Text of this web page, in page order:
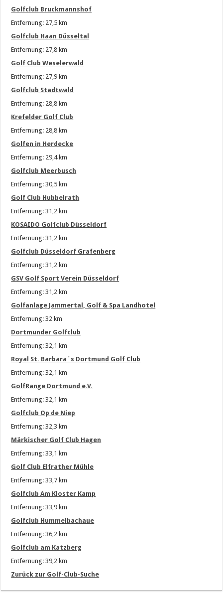
Golfclub Bruckmannshof
Entfernung: 27,5 km
Golfclub Haan Düsseltal
Entfernung: 27,8 km
Golf Club Weselerwald
Entfernung: 27,9 km
Golfclub Stadtwald
Entfernung: 28,8 km
Krefelder Golf Club
Entfernung: 28,8 km
Golfen in Herdecke
Entfernung: 29,4 km
Golfclub Meerbusch
Entfernung: 30,5 km
Golf Club Hubbelrath
Entfernung: 31,2 km
KOSAIDO Golfclub Düsseldorf
Entfernung: 31,2 km
Golfclub Düsseldorf Grafenberg
Entfernung: 31,2 km
GSV Golf Sport Verein Düsseldorf
Entfernung: 31,2 km
Golfanlage Jammertal, Golf & Spa Landhotel
Entfernung: 32 km
Dortmunder Golfclub
Entfernung: 32,1 km
Royal St. Barbara´s Dortmund Golf Club
Entfernung: 32,1 km
GolfRange Dortmund e.V.
Entfernung: 32,1 km
Golfclub Op de Niep
Entfernung: 32,3 km
Märkischer Golf Club Hagen
Entfernung: 33,1 km
Golf Club Elfrather Mühle
Entfernung: 33,7 km
Golfclub Am Kloster Kamp
Entfernung: 33,9 km
Golfclub Hummelbachaue
Entfernung: 36,2 km
Golfclub am Katzberg
Entfernung: 39,2 km
Zurück zur Golf-Club-Suche